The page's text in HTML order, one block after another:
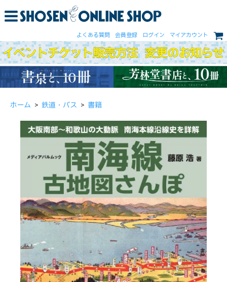
よくある質問 会員登録 ログイン マイアカウント
ホーム > 鉄道・バス > 書籍